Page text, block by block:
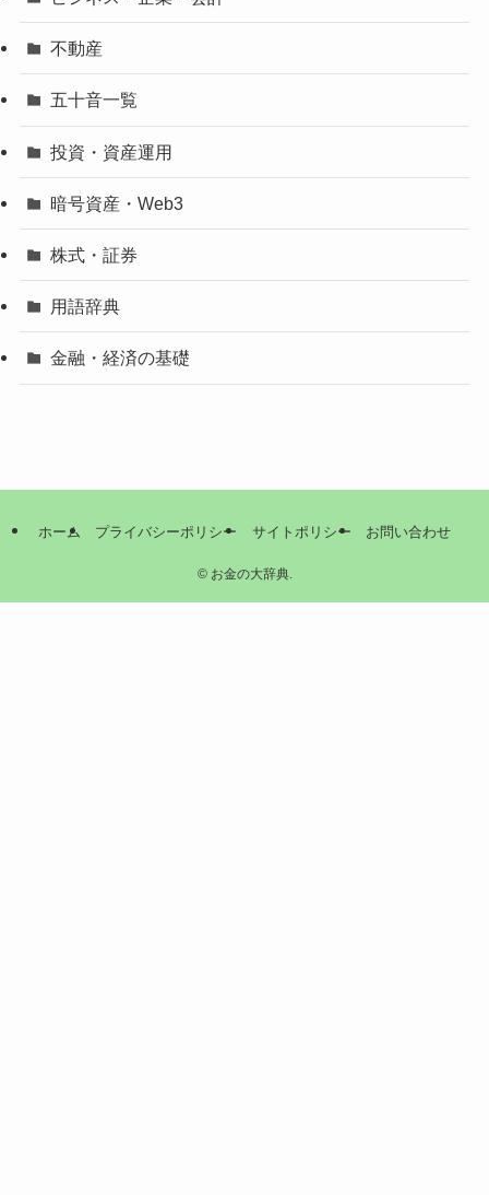
不動産
五十音一覧
投資・資産運用
暗号資産・Web3
株式・証券
用語辞典
金融・経済の基礎
ホーム プライバシーポリシー サイトポリシー お問い合わせ
©お金の大辞典.